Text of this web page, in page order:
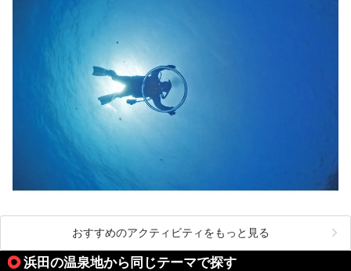
おすすめのアクティビティをもっと見る
浜田の温泉地から同じテーマで探す